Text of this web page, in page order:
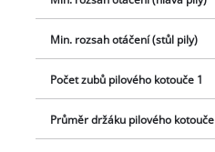
Min. rozsah otáčení (stůl pily)
Počet zubů pilového kotouče 1
Průměr držáku pilového kotouče